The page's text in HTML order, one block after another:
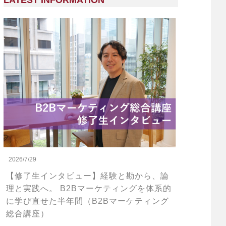
2026/7/29
【修了生インタビュー】経験と勘から、論
理と実践へ。 B2Bマーケティングを体系的
に学び直せた半年間（B2Bマーケティング
総合講座）